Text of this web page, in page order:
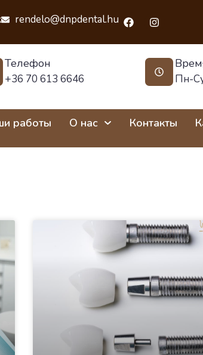
rendelo@dnpdental.hu
Телефон
+36 70 613 6646 Пн-
работы О нас Контакты